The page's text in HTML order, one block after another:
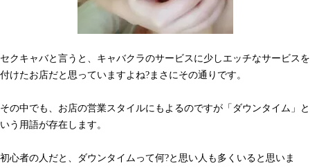
セクキャバと言うと、キャバクラのサービスに少しエッチなサービスを
付けたお店だと思っていますよね?まさにその通りです。
その中でも、お店の営業スタイルにもよるのですが「ダウンタイム」と
いう用語が存在します。
初心者の人だと、ダウンタイムって何?と思い人も多くいると思いま